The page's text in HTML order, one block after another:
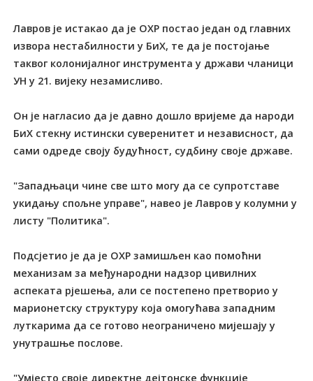
Лавров је истакао да је ОХР постао један од главних
извора нестабилности у БиХ, те да је постојање
таквог колонијалног инструмента у држави чланици
УН у 21. вијеку незамисливо.
Он је нагласио да је давно дошло вријеме да народи
БиХ стекну истински суверенитет и независност, да
сами одреде своју будућност, судбину своје државе.
"Западњаци чине све што могу да се супротставе
укидању спољне управе", навео је Лавров у колумни у
листу "Политика".
Подсјетио је да је ОХР замишљен као помоћни
механизам за међународни надзор цивилних
аспеката рјешења, али се постепено претворио у
марионетску структуру која омогућава западним
луткарима да се готово неограничено мијешају у
унутрашње послове.
"Умјесто своје директне дејтонске функције